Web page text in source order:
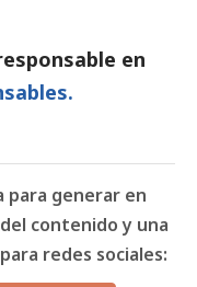
en
para generar en
contenido y una
redes sociales: